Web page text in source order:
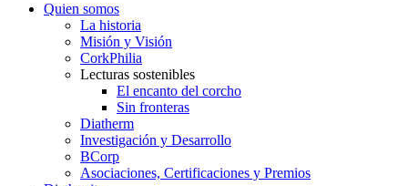
Quien somos
La historia
Misión y Visión
CorkPhilia
Lecturas sostenibles
El encanto del corcho
Sin fronteras
Diatherm
Investigación y Desarrollo
BCorp
Asociaciones, Certificaciones y Premios